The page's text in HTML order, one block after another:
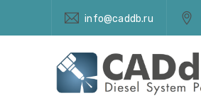
info@caddb.ru